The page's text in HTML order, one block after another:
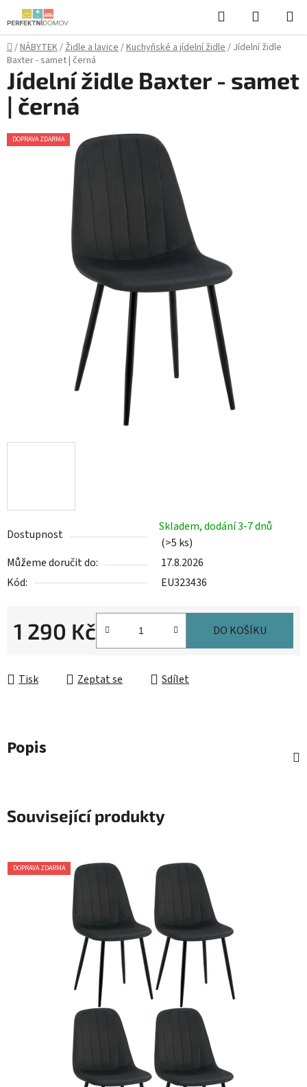
Přejít
na
obsah
Hledat
KOŠÍK
Domů
/NÁBYTEK/Židle a lavice/Kuchyňské a jídelní židle/ Jídelní židle
Baxter - samet | černá
Dostupnost
Skladem, dodání 3-7 dnů
(>5 ks)
Můžeme doručit do:
17.8.2026
Kód:
EU323436
1 290 Kč DO KOŠÍKU
Tisk Zeptat se Sdílet
Jídelní židle Baxter - samet
| černá
DOPRAVA ZDARMA
Popis
Související produkty
DOPRAVA ZDARMA